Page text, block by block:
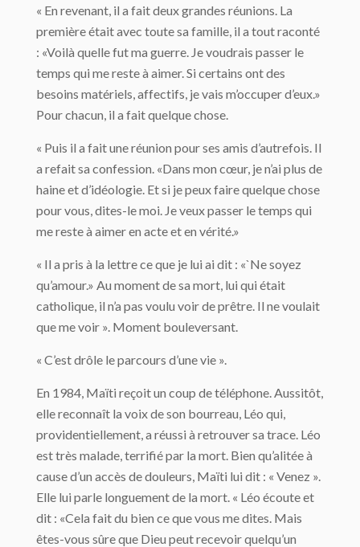
« En revenant, il a fait deux grandes réunions. La
première était avec toute sa famille, il a tout raconté
: «Voilà quelle fut ma guerre. Je voudrais passer le
temps qui me reste à aimer. Si certains ont des
besoins matériels, affectifs, je vais m’occuper d’eux.»
Pour chacun, il a fait quelque chose.
« Puis il a fait une réunion pour ses amis d’autrefois. Il
a refait sa confession. «Dans mon cœur, je n’ai plus de
haine et d’idéologie. Et si je peux faire quelque chose
pour vous, dites-le moi. Je veux passer le temps qui
me reste à aimer en acte et en vérité.»
« Il a pris à la lettre ce que je lui ai dit : «`Ne soyez
qu’amour.» Au moment de sa mort, lui qui était
catholique, il n’a pas voulu voir de prêtre. Il ne voulait
que me voir ». Moment bouleversant.
« C’est drôle le parcours d’une vie ».
En 1984, Maïti reçoit un coup de téléphone. Aussitôt,
elle reconnaît la voix de son bourreau, Léo qui,
providentiellement, a réussi à retrouver sa trace. Léo
est très malade, terrifié par la mort. Bien qu’alitée à
cause d’un accès de douleurs, Maïti lui dit : « Venez ».
Elle lui parle longuement de la mort. « Léo écoute et
dit : «Cela fait du bien ce que vous me dites. Mais
êtes-vous sûre que Dieu peut recevoir quelqu’un